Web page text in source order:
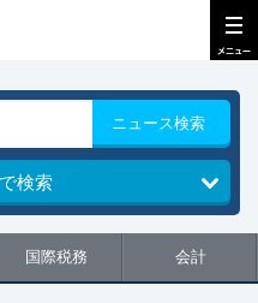
ニュース検索
検索
国際税務 会計